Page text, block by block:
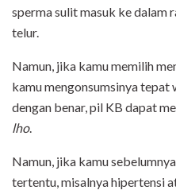
sperma sulit masuk ke dalam
telur.
Namun, jika kamu memilih
kamu mengonsumsinya tepat
dengan benar, pil KB dapat
lho.
Namun, jika kamu
tertentu, misalnya hipertensi